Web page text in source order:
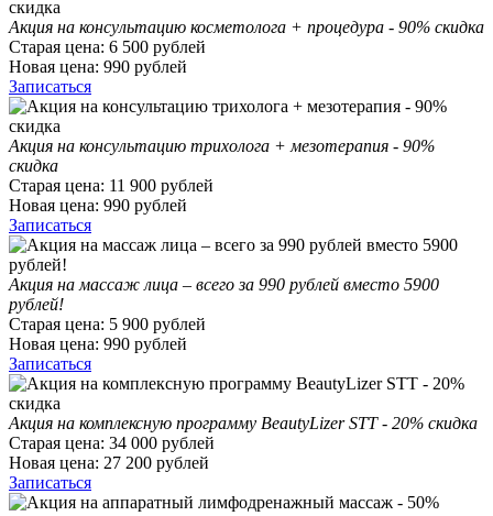
Акция на консультацию косметолога + процедура - 90% скидка
Старая цена: 6 500 рублей
Новая цена: 990 рублей
Записаться
Акция на консультацию трихолога + мезотерапия - 90%
скидка
Старая цена: 11 900 рублей
Новая цена: 990 рублей
Записаться
Акция на массаж лица – всего за 990 рублей вместо 5900
рублей!
Старая цена: 5 900 рублей
Новая цена: 990 рублей
Записаться
Акция на комплексную программу BeautyLizer STT - 20% скидка
Старая цена: 34 000 рублей
Новая цена: 27 200 рублей
Записаться